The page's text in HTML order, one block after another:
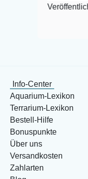
Info-Center
Aquarium-Lexikon
Terrarium-Lexikon
Bestell-Hilfe
Bonuspunkte
Über uns
Versandkosten
Zahlarten